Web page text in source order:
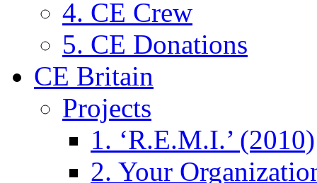
4. CE Crew
5. CE Donations
CE Britain
Projects
1. ‘R.E.M.I.’ (2010)
2. Your